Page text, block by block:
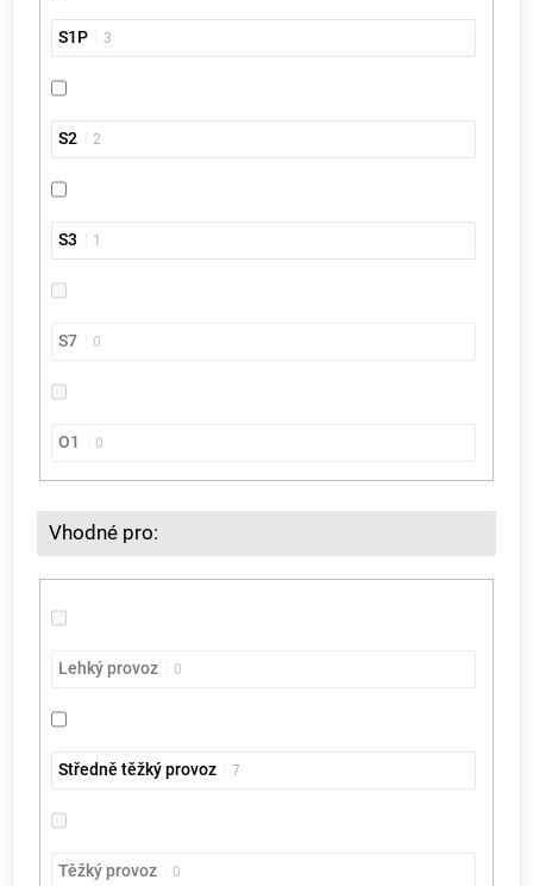
S1P 3
S2 2
S3 1
S7 0
O1 0
Vhodné pro:
Lehký provoz 0
Středně těžký provoz 7
Těžký provoz 0